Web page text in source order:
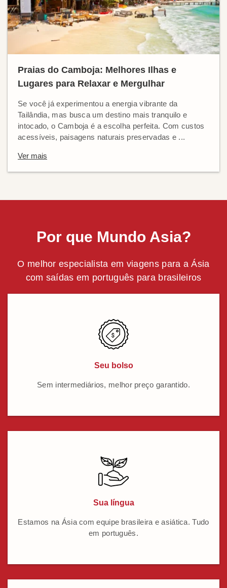
Praias do Camboja: Melhores Ilhas e
Lugares para Relaxar e Mergulhar
Se você já experimentou a energia vibrante da
Tailândia, mas busca um destino mais tranquilo e
intocado, o Camboja é a escolha perfeita. Com custos
acessíveis, paisagens naturais preservadas e ...
Ver mais
Por que Mundo Asia?
O melhor especialista em viagens para a Ásia
com saídas em português para brasileiros
Seu bolso
Sem intermediários, melhor preço garantido.
Sua língua
Estamos na Ásia com equipe brasileira e asiática. Tudo
em português.